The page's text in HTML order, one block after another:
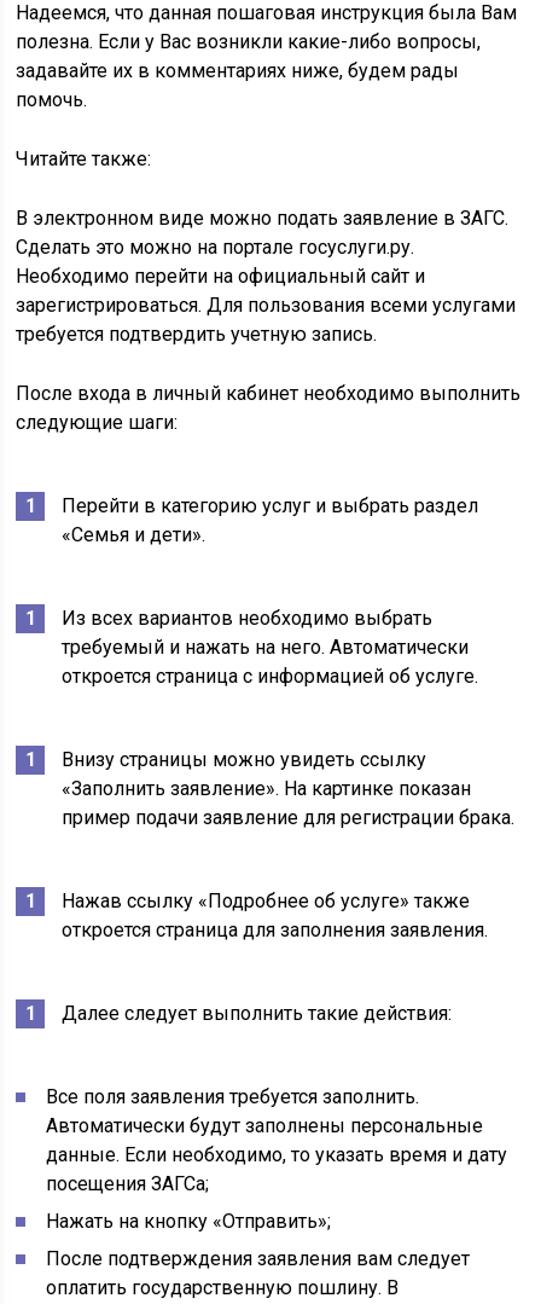
Надеемся, что данная пошаговая инструкция была Вам
полезна. Если у Вас возникли какие-либо вопросы,
задавайте их в комментариях ниже, будем рады
помочь.
Читайте также:
В электронном виде можно подать заявление в ЗАГС.
Сделать это можно на портале госуслуги.ру.
Необходимо перейти на официальный сайт и
зарегистрироваться. Для пользования всеми услугами
требуется подтвердить учетную запись.
После входа в личный кабинет необходимо выполнить
следующие шаги:
Перейти в категорию услуг и выбрать раздел
«Семья и дети».
Из всех вариантов необходимо выбрать
требуемый и нажать на него. Автоматически
откроется страница с информацией об услуге.
Внизу страницы можно увидеть ссылку
«Заполнить заявление». На картинке показан
пример подачи заявление для регистрации брака.
Нажав ссылку «Подробнее об услуге» также
откроется страница для заполнения заявления.
Далее следует выполнить такие действия:
Все поля заявления требуется заполнить.
Автоматически будут заполнены персональные
данные. Если необходимо, то указать время и дату
посещения ЗАГСа;
Нажать на кнопку «Отправить»;
После подтверждения заявления вам следует
оплатить государственную пошлину. В